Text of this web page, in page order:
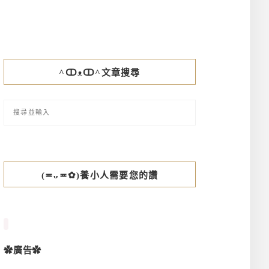
^ↀᴥↀ^文章搜尋
(≖ᴗ≖✿)養小人需要您的讚
✿廣告✿